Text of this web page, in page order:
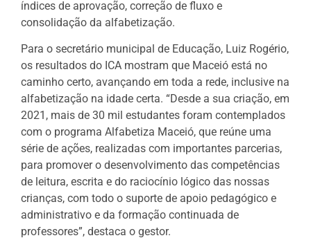
índices de aprovação, correção de fluxo e
consolidação da alfabetização.
Para o secretário municipal de Educação, Luiz Rogério,
os resultados do ICA mostram que Maceió está no
caminho certo, avançando em toda a rede, inclusive na
alfabetização na idade certa. “Desde a sua criação, em
2021, mais de 30 mil estudantes foram contemplados
com o programa Alfabetiza Maceió, que reúne uma
série de ações, realizadas com importantes parcerias,
para promover o desenvolvimento das competências
de leitura, escrita e do raciocínio lógico das nossas
crianças, com todo o suporte de apoio pedagógico e
administrativo e da formação continuada de
professores”, destaca o gestor.